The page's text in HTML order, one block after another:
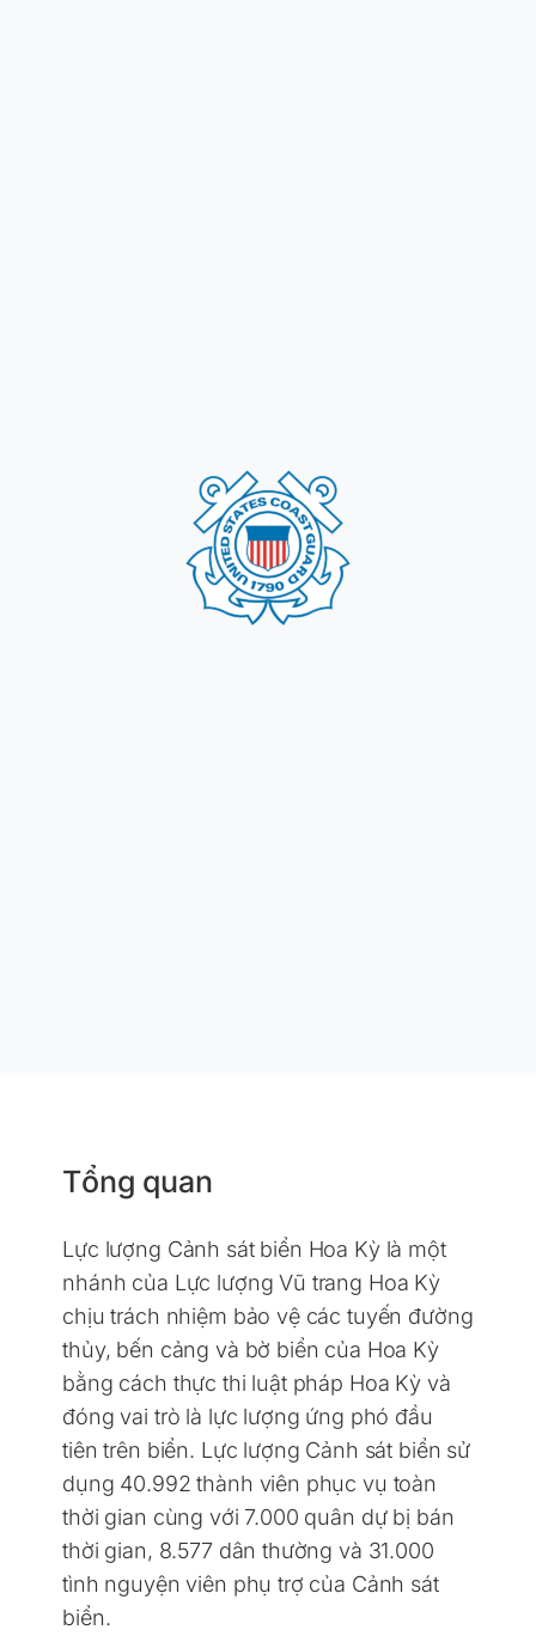
Tổng quan
Lực lượng Cảnh sát biển Hoa Kỳ là một
nhánh của Lực lượng Vũ trang Hoa Kỳ
chịu trách nhiệm bảo vệ các tuyến đường
thủy, bến cảng và bờ biển của Hoa Kỳ
bằng cách thực thi luật pháp Hoa Kỳ và
đóng vai trò là lực lượng ứng phó đầu
tiên trên biển. Lực lượng Cảnh sát biển sử
dụng 40.992 thành viên phục vụ toàn
thời gian cùng với 7.000 quân dự bị bán
thời gian, 8.577 dân thường và 31.000
tình nguyện viên phụ trợ của Cảnh sát
biển.